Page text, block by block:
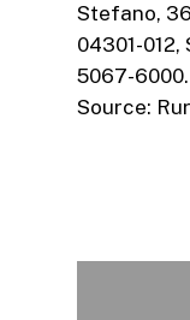
Stefano,
04301-012,
5067-
Source: